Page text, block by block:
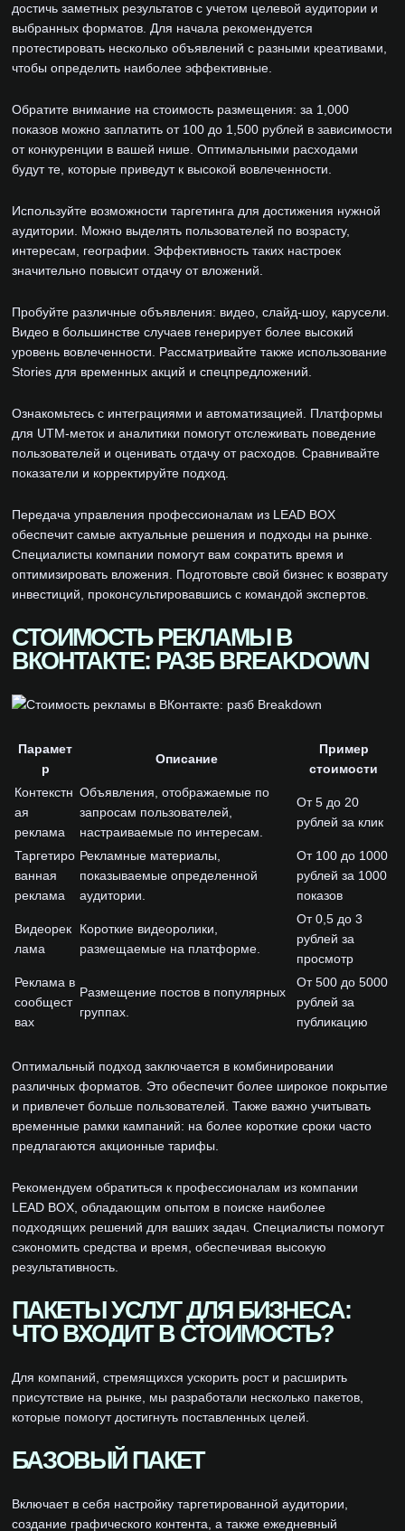
достичь заметных результатов с учетом целевой аудитории и
выбранных форматов. Для начала рекомендуется
протестировать несколько объявлений с разными креативами,
чтобы определить наиболее эффективные.
Обратите внимание на стоимость размещения: за 1,000
показов можно заплатить от 100 до 1,500 рублей в зависимости
от конкуренции в вашей нише. Оптимальными расходами
будут те, которые приведут к высокой вовлеченности.
Используйте возможности таргетинга для достижения нужной
аудитории. Можно выделять пользователей по возрасту,
интересам, географии. Эффективность таких настроек
значительно повысит отдачу от вложений.
Пробуйте различные объявления: видео, слайд-шоу, карусели.
Видео в большинстве случаев генерирует более высокий
уровень вовлеченности. Рассматривайте также использование
Stories для временных акций и спецпредложений.
Ознакомьтесь с интеграциями и автоматизацией. Платформы
для UTM-меток и аналитики помогут отслеживать поведение
пользователей и оценивать отдачу от расходов. Сравнивайте
показатели и корректируйте подход.
Передача управления профессионалам из LEAD BOX
обеспечит самые актуальные решения и подходы на рынке.
Специалисты компании помогут вам сократить время и
оптимизировать вложения. Подготовьте свой бизнес к возврату
инвестиций, проконсультировавшись с командой экспертов.
СТОИМОСТЬ РЕКЛАМЫ В
ВКОНТАКТЕ: РАЗБ BREAKDOWN
Парамет
р
Описание
Пример
стоимости
Контекстн
ая
реклама
Объявления, отображаемые по
запросам пользователей,
настраиваемые по интересам.
От 5 до 20
рублей за клик
Таргетиро
ванная
реклама
Рекламные материалы,
показываемые определенной
аудитории.
От 100 до 1000
рублей за 1000
показов
Видеорек
лама
Короткие видеоролики,
размещаемые на платформе.
От 0,5 до 3
рублей за
просмотр
Реклама в
сообщест
вах
Размещение постов в популярных
группах.
От 500 до 5000
рублей за
публикацию
Оптимальный подход заключается в комбинировании
различных форматов. Это обеспечит более широкое покрытие
и привлечет больше пользователей. Также важно учитывать
временные рамки кампаний: на более короткие сроки часто
предлагаются акционные тарифы.
Рекомендуем обратиться к профессионалам из компании
LEAD BOX, обладающим опытом в поиске наиболее
подходящих решений для ваших задач. Специалисты помогут
сэкономить средства и время, обеспечивая высокую
результативность.
ПАКЕТЫ УСЛУГ ДЛЯ БИЗНЕСА:
ЧТО ВХОДИТ В СТОИМОСТЬ?
Для компаний, стремящихся ускорить рост и расширить
присутствие на рынке, мы разработали несколько пакетов,
которые помогут достигнуть поставленных целей.
БАЗОВЫЙ ПАКЕТ
Включает в себя настройку таргетированной аудитории,
создание графического контента, а также ежедневный